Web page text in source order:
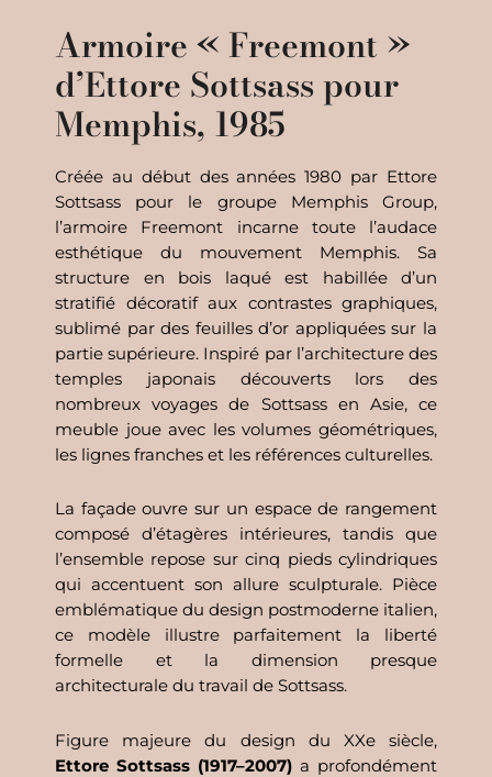
Armoire « Freemont »
d’Ettore Sottsass pour
Memphis, 1985
Créée au début des années 1980 par Ettore
Sottsass pour le groupe Memphis Group,
l’armoire Freemont incarne toute l’audace
esthétique du mouvement Memphis. Sa
structure en bois laqué est habillée d’un
stratifié décoratif aux contrastes graphiques,
sublimé par des feuilles d’or appliquées sur la
partie supérieure. Inspiré par l’architecture des
temples japonais découverts lors des
nombreux voyages de Sottsass en Asie, ce
meuble joue avec les volumes géométriques,
les lignes franches et les références culturelles.
La façade ouvre sur un espace de rangement
composé d’étagères intérieures, tandis que
l’ensemble repose sur cinq pieds cylindriques
qui accentuent son allure sculpturale. Pièce
emblématique du design postmoderne italien,
ce modèle illustre parfaitement la liberté
formelle et la dimension presque
architecturale du travail de Sottsass.
Figure majeure du design du XXe siècle,
Ettore Sottsass (1917–2007) a profondément